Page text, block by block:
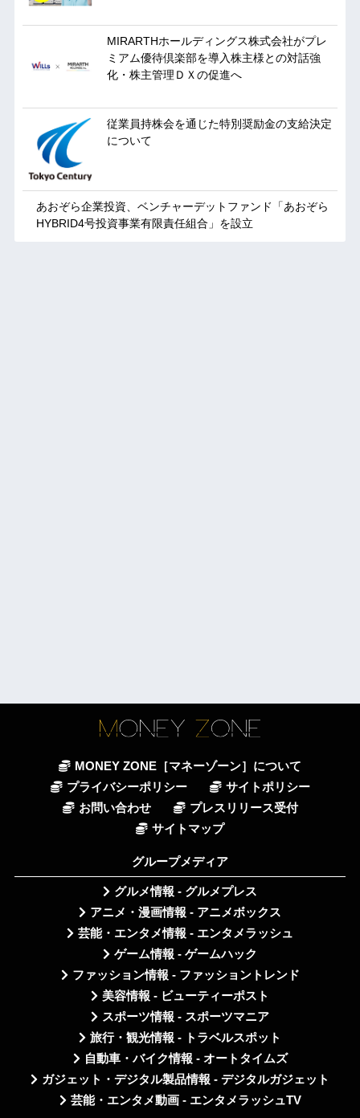
MIRARTHホールディングス株式会社がプレ
ミアム優待倶楽部を導入株主様との対話強
化・株主管理ＤＸの促進へ
従業員持株会を通じた特別奨励金の支給決定
について
あおぞら企業投資、ベンチャーデットファンド「あおぞら
HYBRID4号投資事業有限責任組合」を設立
MONEY ZONE［マネーゾーン］について
プライバシーポリシー
サイトポリシー
お問い合わせ
プレスリリース受付
サイトマップ
グループメディア
グルメ情報 - グルメプレス
アニメ・漫画情報 - アニメボックス
芸能・エンタメ情報 - エンタメラッシュ
ゲーム情報 - ゲームハック
ファッション情報 - ファッショントレンド
美容情報 - ビューティーポスト
スポーツ情報 - スポーツマニア
旅行・観光情報 - トラベルスポット
自動車・バイク情報 - オートタイムズ
ガジェット・デジタル製品情報 - デジタルガジェット
芸能・エンタメ動画 - エンタメラッシュTV